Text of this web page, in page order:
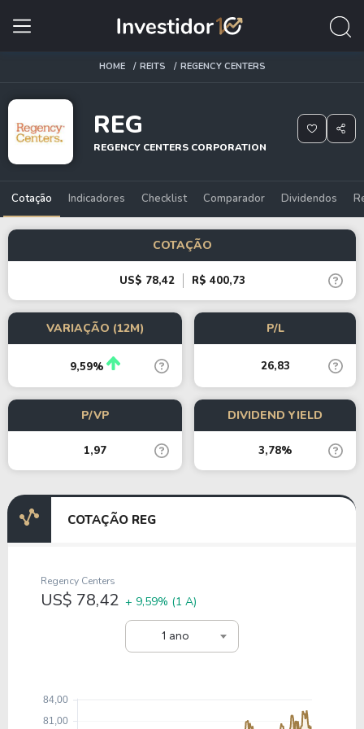
HOME REITS REGENCY CENTERS
REG
REGENCY CENTERS CORPORATION
Cotação Indicadores Checklist Comparador Dividendos
COTAÇÃO
US$ 78,42 R$ 400,73
VARIAÇÃO (12M)
9,59%
P/L
26,83
P/VP
1,97
DIVIDEND YIELD
3,78%
COTAÇÃO REG
1 ano
Regency Centers
US$ 78,42 + 9,59% (1 A)